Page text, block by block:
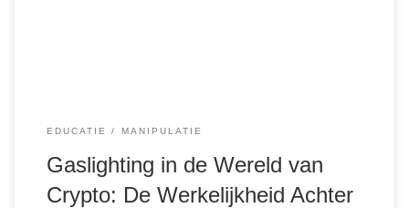
EDUCATIE MANIPULATIE
Gaslighting in de Wereld van
Crypto: De Werkelijkheid Achter